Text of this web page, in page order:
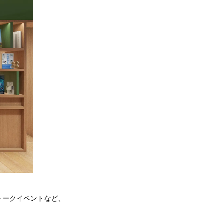
クイベントなど、